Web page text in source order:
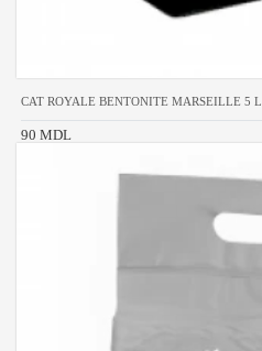
CAT ROYALE BENTONITE MARSEILLE 5 L
90 MDL